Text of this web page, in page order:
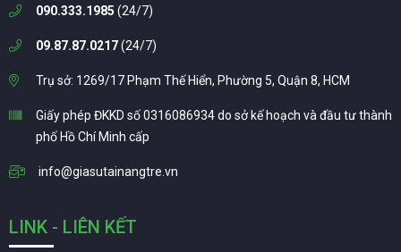
090.333.1985 (24/7)
09.87.87.0217(24/7)
Trụ sở: 1269/17 Phạm Thế Hiển, Phường 5, Quận 8, HCM
Giấy phép ĐKKD số 0316086934 do sở kế hoạch và đầu tư thành
phố Hồ Chí Minh cấp
info@giasutainangtre.vn
LINK - LIÊN KẾT